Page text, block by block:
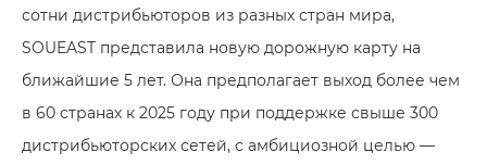
сотни дистрибьюторов из разных стран мира,
SOUEAST представила новую дорожную карту на
ближайшие 5 лет. Она предполагает выход более чем
в 60 странах к 2025 году при поддержке свыше 300
дистрибьюторских сетей, с амбициозной целью —